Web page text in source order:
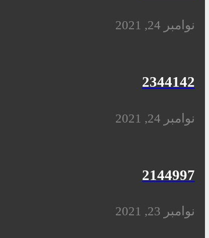
نوامبر 24, 2021
2344142
نوامبر 24, 2021
2144997
نوامبر 23, 2021